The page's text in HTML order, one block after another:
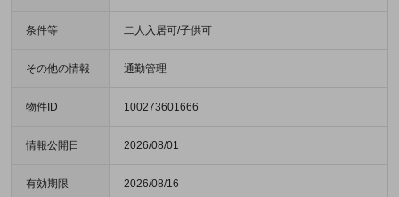
条件等 二人入居可/子供可
その他の情報 通勤管理
物件ID 100273601666
情報公開日 2026/08/01
有効期限 2026/08/16